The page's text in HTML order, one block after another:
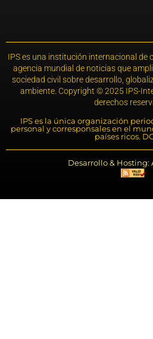
IPS es una institución internacional de
agencia mundial de noticias que
sociedad civil sobre desarrollo,
ambiente. Copyright © 2025 IPS-
derechos
IPS es la única organización
personal y corresponsales en el
países ricos.
Desarrollo & Hosting: